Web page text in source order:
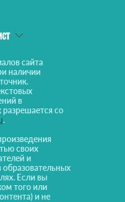
сайта
наличии
в
со
.
своих
и
образовательных
Если вы
того или
и не